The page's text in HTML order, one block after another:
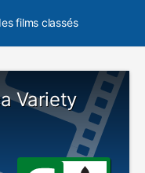
films classés
Variety